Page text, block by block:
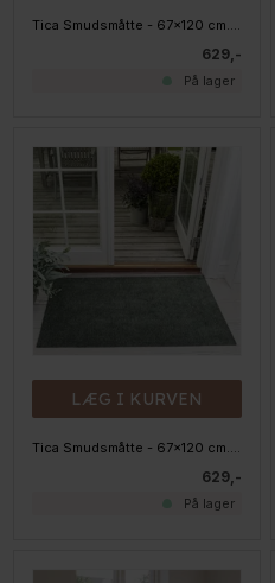
629,-
På lager
LÆG I KURVEN
629,-
På lager